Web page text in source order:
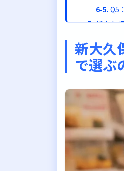
Q5
新大久
お
お
新大久
で選ぶ